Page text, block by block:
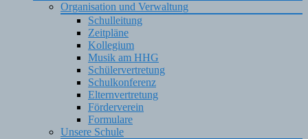
Organisation und Verwaltung
Schulleitung
Zeitpläne
Kollegium
Musik am HHG
Schülervertretung
Schulkonferenz
Elternvertretung
Förderverein
Formulare
Unsere Schule